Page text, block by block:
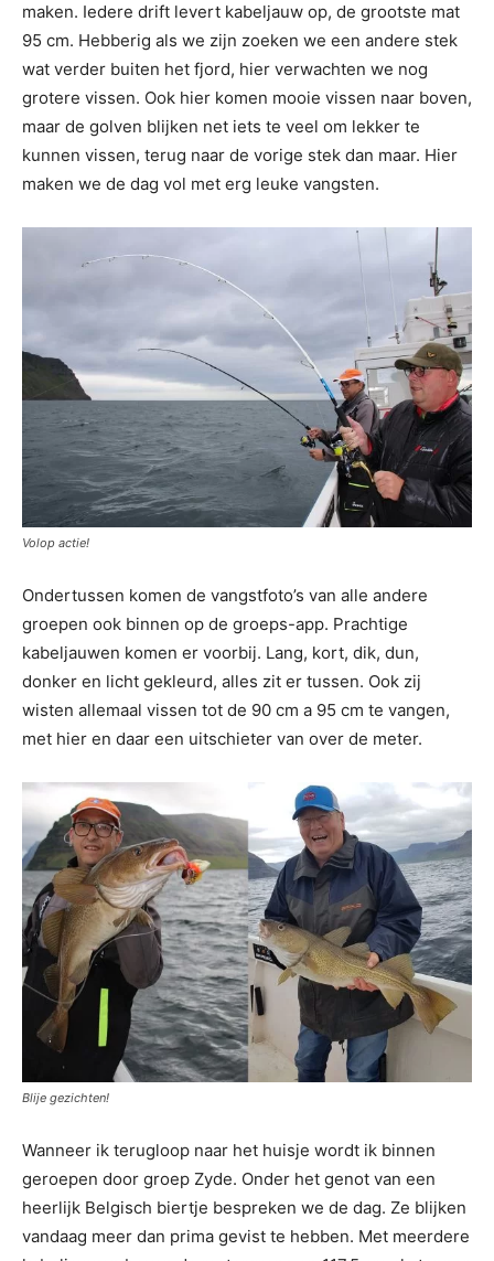
maken. Iedere drift levert kabeljauw op, de grootste mat
95 cm. Hebberig als we zijn zoeken we een andere stek
wat verder buiten het fjord, hier verwachten we nog
grotere vissen. Ook hier komen mooie vissen naar boven,
maar de golven blijken net iets te veel om lekker te
kunnen vissen, terug naar de vorige stek dan maar. Hier
maken we de dag vol met erg leuke vangsten.
Volop actie!
Ondertussen komen de vangstfoto’s van alle andere
groepen ook binnen op de groeps-app. Prachtige
kabeljauwen komen er voorbij. Lang, kort, dik, dun,
donker en licht gekleurd, alles zit er tussen. Ook zij
wisten allemaal vissen tot de 90 cm a 95 cm te vangen,
met hier en daar een uitschieter van over de meter.
Blije gezichten!
Wanneer ik terugloop naar het huisje wordt ik binnen
geroepen door groep Zyde. Onder het genot van een
heerlijk Belgisch biertje bespreken we de dag. Ze blijken
vandaag meer dan prima gevist te hebben. Met meerdere